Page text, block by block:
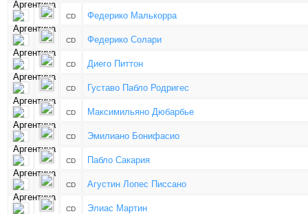
CD Федерико Малькорра
CD Федерико Солари
CD Диего Питтон
CD Густаво Пабло Родригес
CD Максимильяно Дюбарбье
CD Эмилиано Бонифасио
CD Пабло Сакария
CD Агустин Лопес Писсано
CD Элиас Мартин